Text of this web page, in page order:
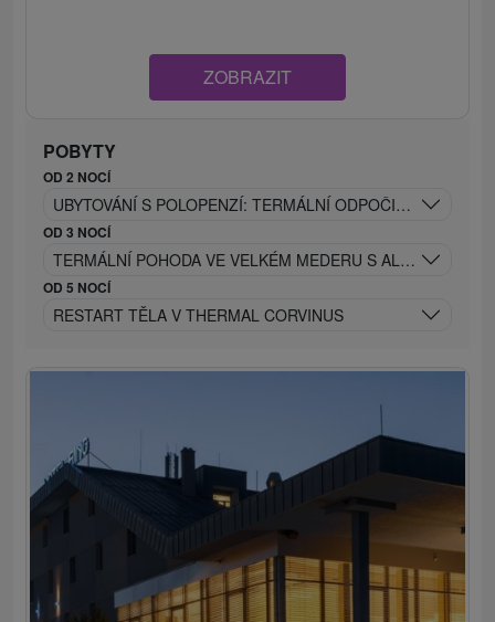
ZOBRAZIT
POBYTY
OD 2 NOCÍ
UBYTOVÁNÍ S POLOPENZÍ: TERMÁLNÍ ODPOČINEK &
OD 3 NOCÍ
TERMÁLNÍ POHODA VE VELKÉM MEDERU S ALL
OD 5 NOCÍ
RESTART TĚLA V THERMAL CORVINUS